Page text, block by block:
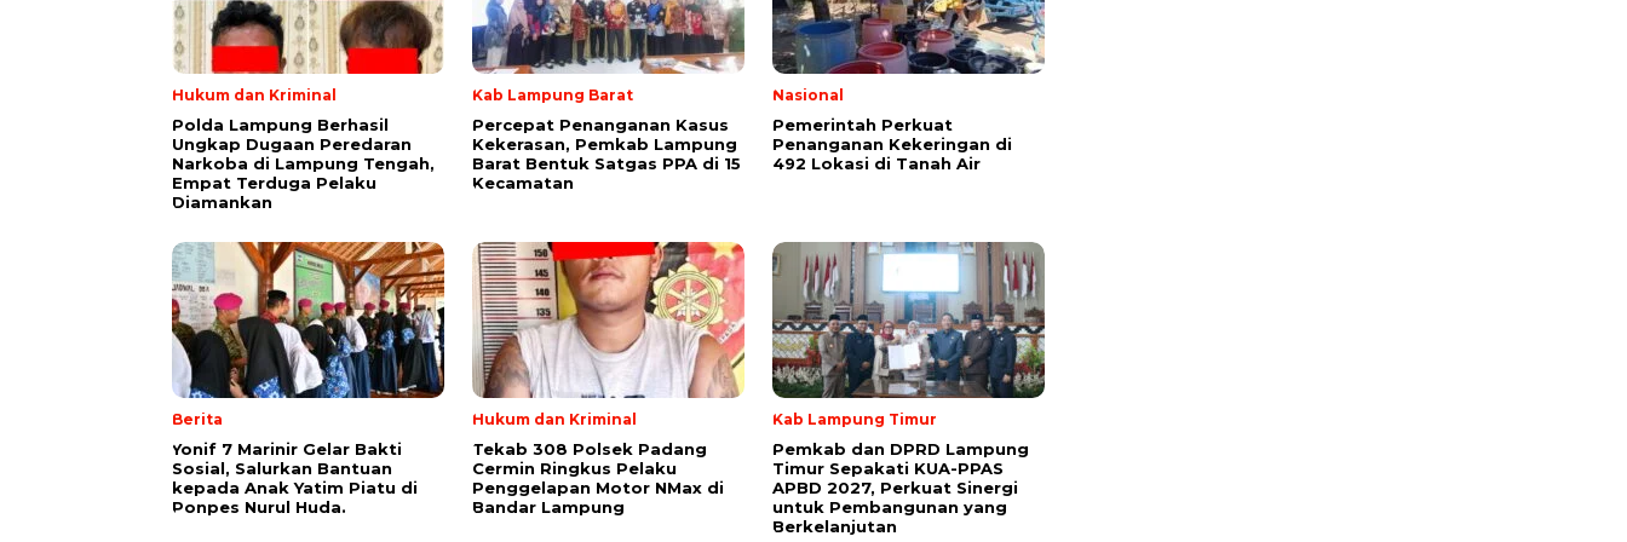
Hukum dan Kriminal
Polda Lampung Berhasil
Ungkap Dugaan Peredaran
Narkoba di Lampung Tengah,
Empat Terduga Pelaku
Diamankan
Kab Lampung Barat
Percepat Penanganan Kasus
Kekerasan, Pemkab Lampung
Barat Bentuk Satgas PPA di 15
Kecamatan
Nasional
Pemerintah Perkuat
Penanganan Kekeringan di
492 Lokasi di Tanah Air
Berita
Yonif 7 Marinir Gelar Bakti
Sosial, Salurkan Bantuan
kepada Anak Yatim Piatu di
Ponpes Nurul Huda.
Hukum dan Kriminal
Tekab 308 Polsek Padang
Cermin Ringkus Pelaku
Penggelapan Motor NMax di
Bandar Lampung
Kab Lampung Timur
Pemkab dan DPRD Lampung
Timur Sepakati KUA-PPAS
APBD 2027, Perkuat Sinergi
untuk Pembangunan yang
Berkelanjutan